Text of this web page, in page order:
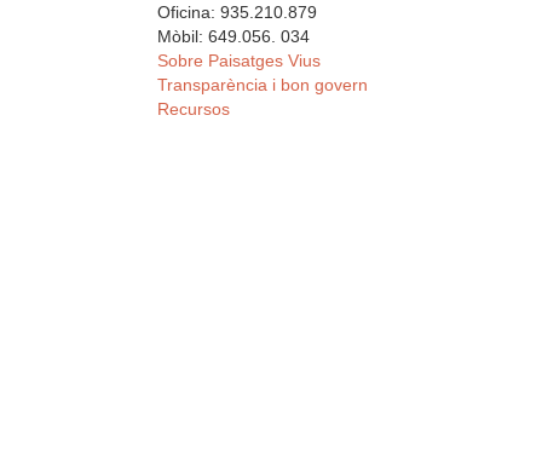
Oficina: 935.210.879
Mòbil: 649.056. 034
Sobre Paisatges Vius
Transparència i bon govern
Recursos